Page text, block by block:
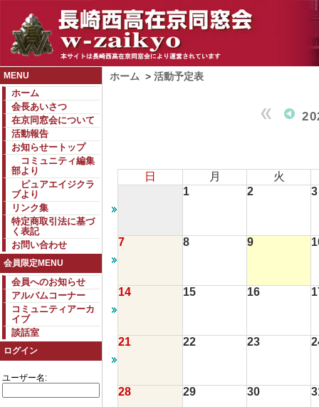
MENU
ホーム
会長あいさつ
在京同窓会について
活動報告
お知らせートップ
コミュニティ編集
部より
ピュアエイジクラ
ブより
リンク集
特定商取引法に基づ
く表記
お問い合わせ
会員限定MENU
会員へのお知らせ
アルバムコーナー
コミュニティアーカ
イブ
談話室
ログイン
ユーザー名:
ホーム > 活動予定表
日 月
火
1
2 3
7 8 9
14 15 16
21 22 23
28 29 30